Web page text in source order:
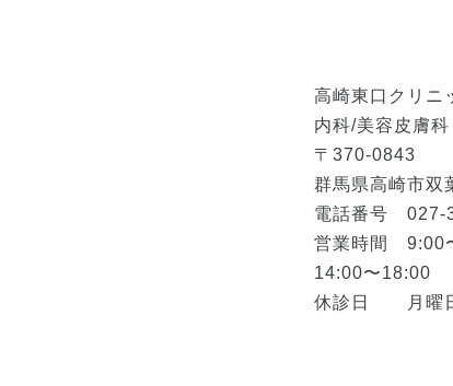
高崎東口クリニ
内科/美容皮膚科
〒370-0843
群馬県高崎市
電話番号 027-
営業時間 9:00
14:00〜18:00
休診日 月曜日